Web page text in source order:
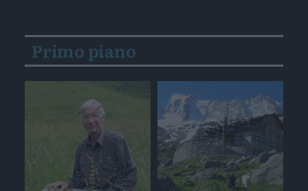
Primo piano